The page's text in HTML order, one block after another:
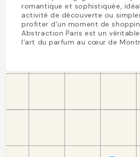
romantique et sophistiquée,
activité de découverte ou
profiter d’un moment de
Abstraction Paris est un
l’art du parfum au cœur de